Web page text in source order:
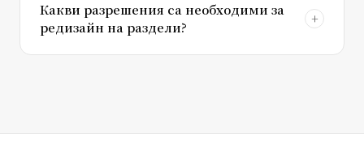
Какви разрешения са необходими за
редизайн на раздели?